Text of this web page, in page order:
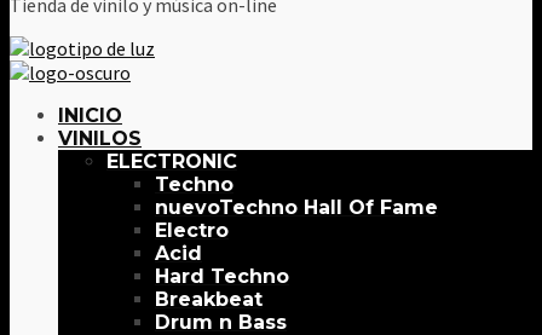
Tienda de vinilo y música on-line
INICIO
VINILOS
ELECTRONIC
Techno
Techno Hall Of Fame
Electro
Acid
Hard Techno
Breakbeat
Drum n Bass